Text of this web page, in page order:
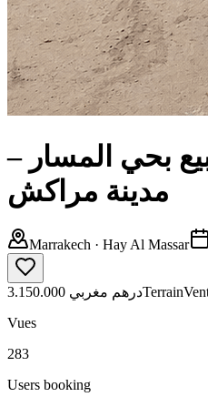
بحي المسار –
مدينة مراكش
Marrakech · Hay Al Massar
3.150.000 درهم مغربيTerrain
Vues
283
Users booking